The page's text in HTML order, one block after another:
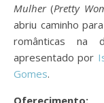
Mulher(Pretty
abriu caminho
românticas na
apresentado por
Gomes.